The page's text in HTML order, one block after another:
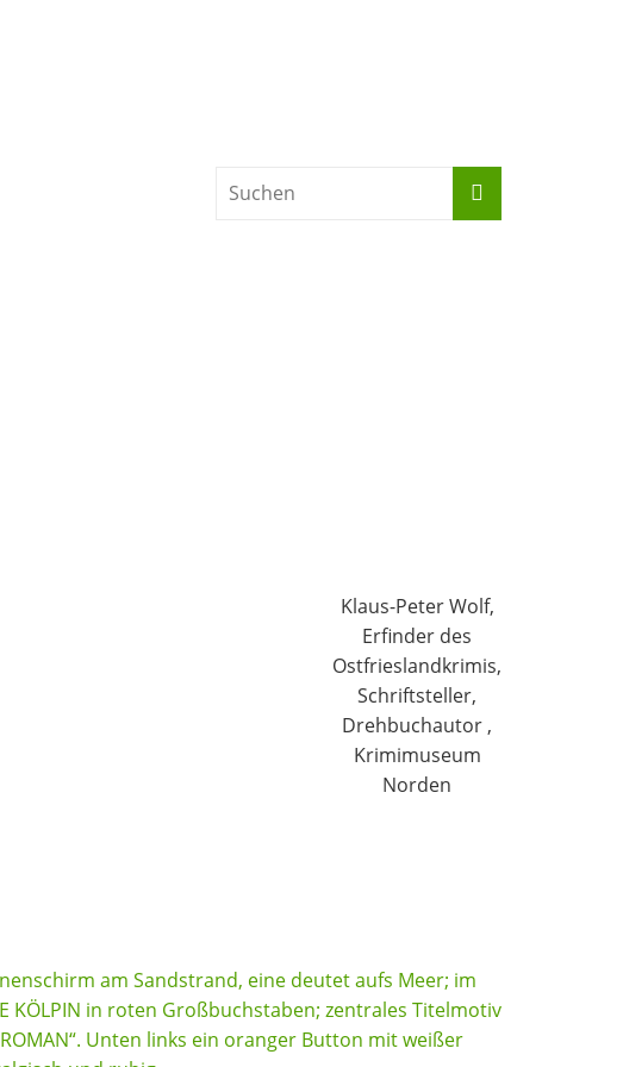
Klaus-Peter Wolf,
Erfinder des
Ostfrieslandkrimis,
Schriftsteller,
Drehbuchautor ,
Krimimuseum
Norden